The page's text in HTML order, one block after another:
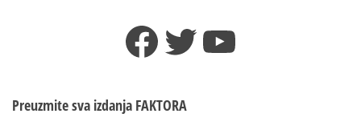
Facebook
TwitterYouTube
Preuzmite sva izdanja FAKTORA